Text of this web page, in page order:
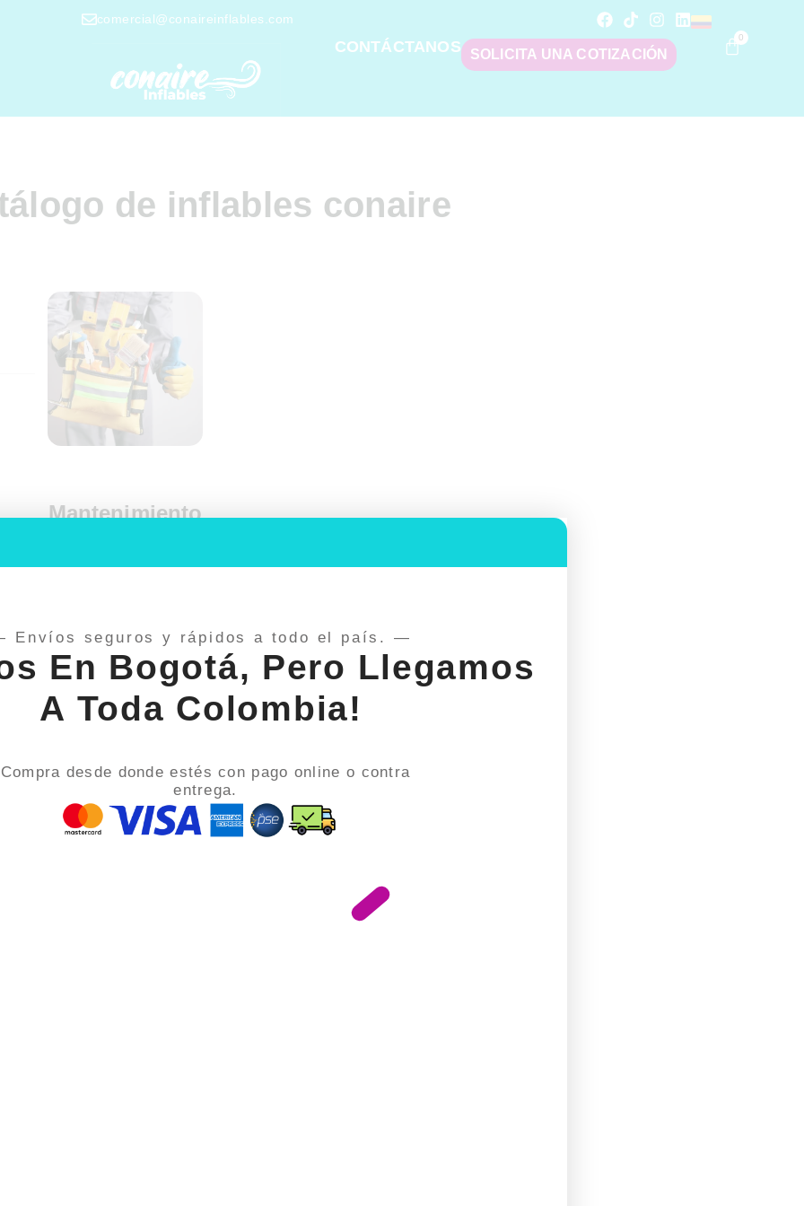
comercial@conaireinflables.com
CONTÁCTANOS SOLICITA UNA COTIZACIÓN
0
de inflables conaire
Mantenimiento
Envíos seguros y rápidos a todo el país. —
En Bogotá, Pero Llegamos
A Toda Colombia!
Compra desde donde estés con pago online o contra
entrega.